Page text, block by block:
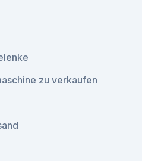
zu verkaufen